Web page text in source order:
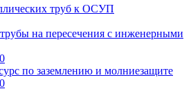
труб к ОСУП
на пересечения с инженерными
0
по заземлению и молниезащите
0